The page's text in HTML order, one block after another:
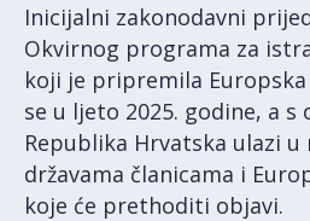
Inicijalni zakonodavni
Okvirnog programa za
koji je pripremila
se u ljeto 2025. godine, a
Republika Hrvatska ulazi
državama članicama i
koje će prethoditi objavi.